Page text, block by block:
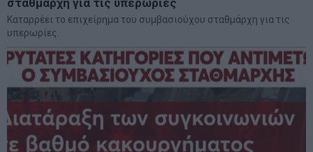
σταθμάρχη για τις υπερωρίες
Καταρρέει το επιχείρημα του συμβασιούχου σταθμάρχη για τις
υπερωρίες.